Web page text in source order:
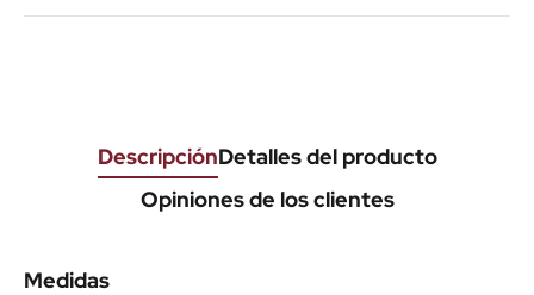
DescripciónDetalles del producto
Opiniones de los clientes
Medidas